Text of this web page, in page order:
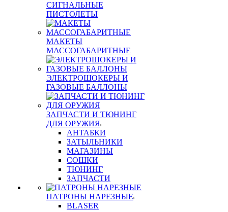
СИГНАЛЬНЫЕ
ПИСТОЛЕТЫ
МАКЕТЫ
МАССОГАБАРИТНЫЕ
ЭЛЕКТРОШОКЕРЫ И
ГАЗОВЫЕ БАЛЛОНЫ
ЗАПЧАСТИ И ТЮНИНГ
ДЛЯ ОРУЖИЯ
АНТАБКИ
ЗАТЫЛЬНИКИ
МАГАЗИНЫ
СОШКИ
ТЮНИНГ
ЗАПЧАСТИ
ПАТРОНЫ НАРЕЗНЫЕ
BLASER